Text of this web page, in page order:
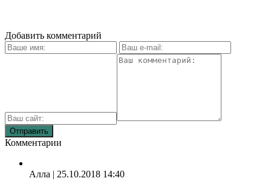
Добавить комментарий
Комментарии
Алла | 25.10.2018 14:40